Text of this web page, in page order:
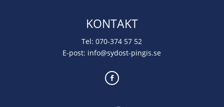
KONTAKT
Tel:070-374 57 52
E-post: info@sydost-pingis.se